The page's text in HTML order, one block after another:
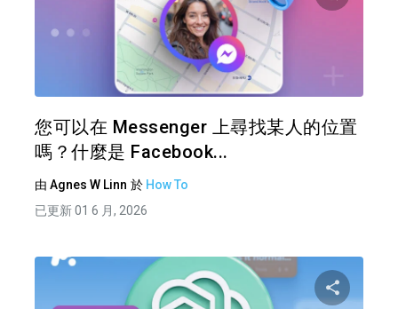
您可以在 Messenger 上尋找某人的位置
嗎？什麼是 Facebook...
由 Agnes W Linn 於 How To
已更新 01 6 月, 2026